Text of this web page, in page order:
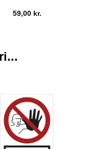
59,00 kr.